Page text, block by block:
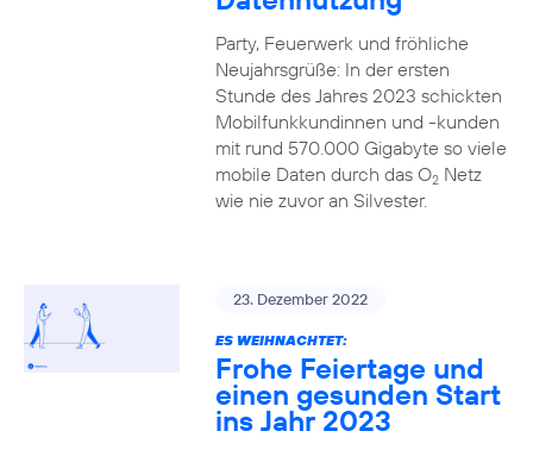
Party, Feuerwerk und fröhliche
Neujahrsgrüße: In der ersten
Stunde des Jahres 2023 schickten
Mobilfunkkundinnen und -kunden
mit rund 570.000 Gigabyte so viele
mobile Daten durch das O2Netz
wie nie zuvor an Silvester.
23. Dezember 2022
ES WEIHNACHTET:
Frohe Feiertage und
einen gesunden Start
ins Jahr 2023